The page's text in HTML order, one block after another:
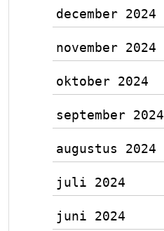
december 2024
november 2024
oktober 2024
september 2024
augustus 2024
juli 2024
juni 2024